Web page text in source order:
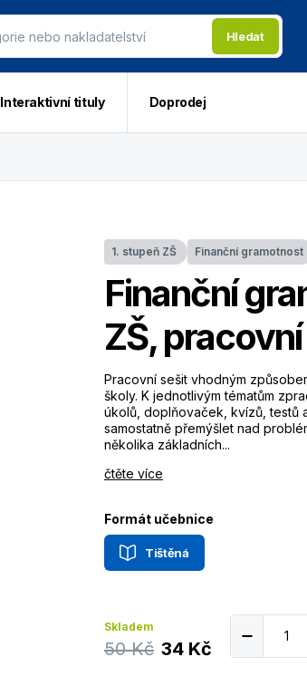
Hledat
Interaktivní tituly Doprodej
1. stupeň ZŠ Finanční gramotnost
Finanční
ZŠ,
Pracovní sešit vhodným
školy. K jednotlivým tématům
úkolů, doplňovaček, kvízů, testů
samostatně přemýšlet nad
několika základních...
čtěte více
Formát učebnice
Tištěná
Skladem
50 Kč 34 Kč